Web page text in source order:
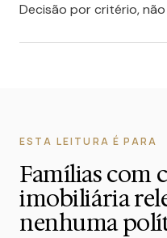
Decisão por critério,
ESTA LEITURA É PARA
Famílias com
imobiliária
nenhuma